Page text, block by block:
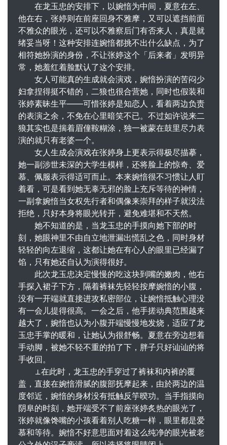
在龙玉忠的安排下，以婉愔为中间，夏意在左、
他在右，张婷则在前座回身不雅摩，又可以遮挡前面
不雅众的眼光，还可以不雅察后门有否来人，真是就
绪妥当呀！这种安排连婉愔都挑不出什么缺点，为了
相符她扮演的身份，不让张婷这个「后来者」发明异
常，她羞红着脸默认了这个安排。
女人可能真的生成就会演戏，婉愔扮演的苦闷少
妇拿捏得挺不错的，二狼也很合营她，同时也假装和
张婷素昧生平——可惜张婷是知恋人，看着两边负责
的表演之余，不免在心里暗笑不已。不过如许说来二
狼其实也是揣着眉僮鞍糊涂，独一被蒙在鼓里尽力表
演的就只有老婆一个。
女人生成会演戏在张婷身上更表示得极尽描摹，
她一副涉世未深的大学生模样，还将脸上的惊奇、爱
慕、佩服表示得适可而止。本来婉愔很不习惯让人盯
着看，可是看到她无辜无邪的脸上充斥等待的神情，
一副拿婉愔当女权先行者和偶像来崇拜的样子就没法
拒绝，只好本身将眼光转开，避免难堪和不天然。
她不知道的是，当龙玉忠的手摸向她下部的时
刻，她眼神里不由自立地泄漏出慌乱之色，同时身材
轻轻的向左退缩，这都让她在有心人的眼里已经漏了
馅，只有她还自认为演得很好。
此次龙玉忠决定慢慢的吃这块到嘴的嫩肉，他右
手探入裙子下方，隔着裤袜先轻轻按摩婉愔的小腹，
没有一开端就直接进攻私密部位，让婉愔抵触心理没
有一会儿提得很高。一会之后，他手搓动典范围越来
越大了，婉愔也认为小腹开端慢慢地发烧，适应了龙
玉忠手掌的暖和，让她认为很舒畅。夏意在旁边想着
手动脚，被她不轻不重的拍了下，胖子只好讪讪的将
手收回。
⊥在此时，龙玉忠的手穿过了裤袜和内裤的覆
盖，直接在婉愔滑腻的腹部抚摩起来，由於两边的温
度邻近，婉愔的身材没有抵触反竽暌功。当手指摸向
阴阜的时刻，她开端受不了前座张婷炙热的眼光了，
张婷就像馋嘴的小孩看着别人吃糖一样，眼里都是爱
慕和等待。婉愔不好意思面对着这么纯净的眼光被老